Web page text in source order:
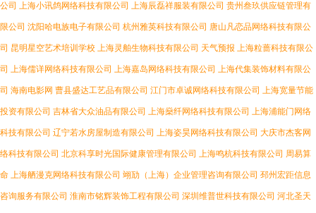
公司 上海小讯鸽网络科技有限公司 上海辰磊祥服装有限公司 贵州叁玖供应链管理有
限公司 沈阳哈电族电子有限公司 杭州雅英科技有限公司 唐山凡恋品网络科技有限公
司 昆明星空艺术培训学校 上海灵舶生物科技有限公司 天气预报 上海粒蔷科技有限公
司 上海儒详网络科技有限公司 上海嘉岛网络科技有限公司 上海代集装饰材料有限公
司 海南电影网 曹县盛达工艺品有限公司 江门市卓诚网络科技有限公司 上海宽量节能
投资有限公司 吉林省大众油品有限公司 上海燊纤网络科技有限公司 上海浦能门网络
科技有限公司 辽宁若水房屋制造有限公司 上海姿昊网络科技有限公司 大庆市杰客网
络科技有限公司 北京科享时光国际健康管理有限公司 上海鸣杭科技有限公司 周易算
命 上海舾漫克网络科技有限公司 翊劢（上海）企业管理咨询有限公司 邳州宏距信息
咨询服务有限公司 淮南市铭辉装饰工程有限公司 深圳维普世科技有限公司 河北圣天